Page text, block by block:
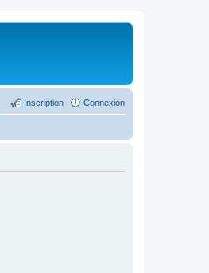
Connexion
Inscription